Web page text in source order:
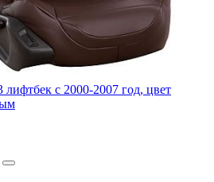
с 2000-2007 год, цвет